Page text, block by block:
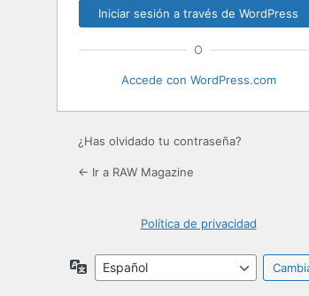
O
Accede con WordPress.com
¿Has olvidado tu contraseña?
← Ir a RAW Magazine
Política de privacidad
Idioma